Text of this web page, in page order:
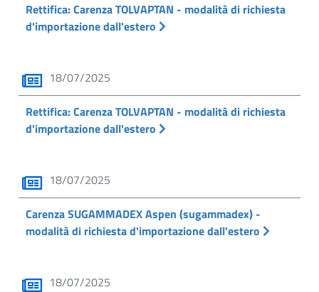
Rettifica: Carenza TOLVAPTAN - modalità di richiesta
d'importazione dall'estero
18/07/2025
Rettifica: Carenza TOLVAPTAN - modalità di richiesta
d'importazione dall'estero
18/07/2025
Carenza SUGAMMADEX Aspen (sugammadex) -
modalità di richiesta d'importazione dall'estero
18/07/2025